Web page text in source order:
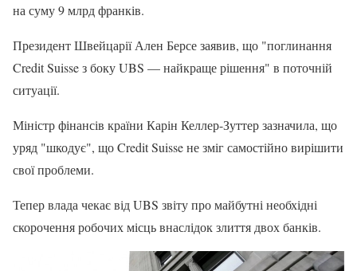
на суму 9 млрд франків.
Президент Швейцарії Ален Берсе заявив, що "поглинання
Credit Suisse з боку UBS — найкраще рішення" в поточній
ситуації.
Міністр фінансів країни Карін Келлер-Зуттер зазначила, що
уряд "шкодує", що Credit Suisse не зміг самостійно вирішити
свої проблеми.
Тепер влада чекає від UBS звіту про майбутні необхідні
скорочення робочих місць внаслідок злиття двох банків.